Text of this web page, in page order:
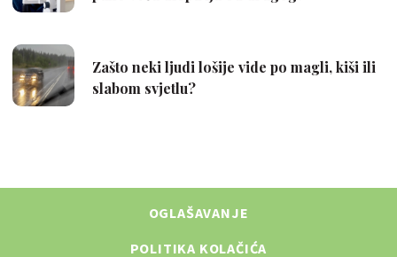
OGLAŠAVANJE
POLITIKA KOLAČIĆA